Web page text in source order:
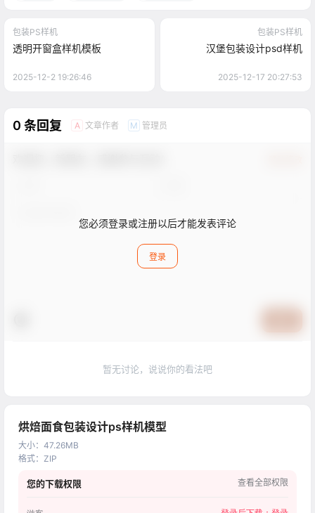
包装PS样机
透明开窗盒样机模板
2025-12-2 19:26:46
包装PS样机
汉堡包装设计psd样机
2025-12-17 20:27:53
0 条回复 A 文章作者 M 管理员
您必须登录或注册以后才能发表评论
登录
暂无讨论，说说你的看法吧
烘焙面食包装设计ps样机模型
大小： 47.26MB
格式： ZIP
您的下载权限 查看全部权限